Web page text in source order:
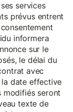
services
prévus entrent
informera
sur le
le délai du
avec
date effective
modifiés seront
texte de